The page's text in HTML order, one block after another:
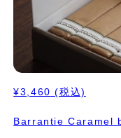
¥3,460 (税込)
Barrantie Caramel